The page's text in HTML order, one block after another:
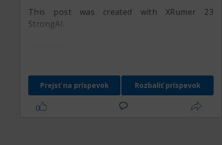
This post was created with XRumer 23
StrongAI.
Prejsť na príspevok Rozbaliť príspevok